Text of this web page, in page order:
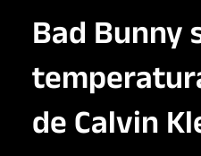
Bad Bunny
de Calvin